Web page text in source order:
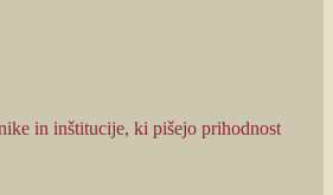
in inštitucije, ki pišejo prihodnost